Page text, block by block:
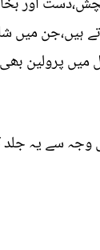
پرولین بھی
سے یہ جلد